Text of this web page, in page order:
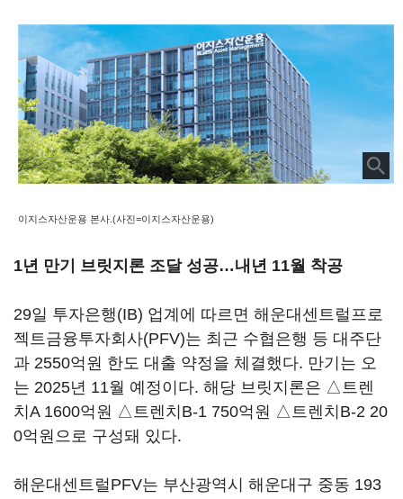
이지스자산운용 본사.(사진=이지스자산운용)
1년 만기 브릿지론 조달 성공…내년 11월 착공
29일 투자은행(IB) 업계에 따르면 해운대센트럴프로
젝트금융투자회사(PFV)는 최근 수협은행 등 대주단
과 2550억원 한도 대출 약정을 체결했다. 만기는 오
는 2025년 11월 예정이다. 해당 브릿지론은 △트렌
치A 1600억원 △트렌치B-1 750억원 △트렌치B-2 20
0억원으로 구성돼 있다.
해운대센트럴PFV는 부산광역시 해운대구 중동 193